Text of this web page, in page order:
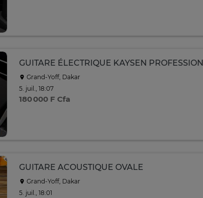
GUITARE ÉLECTRIQUE KAYSEN
Grand-Yoff, Dakar
5. juil., 18:07
180 000 F Cfa
GUITARE ACOUSTIQUE OVALE
Grand-Yoff, Dakar
5. juil., 18:01